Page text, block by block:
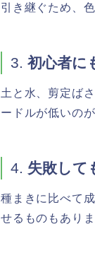
引き継ぐため、
3. 初心者に
土と水、剪定ば
ードルが低いのが
4. 失敗して
種まきに比べて
せるものもありま